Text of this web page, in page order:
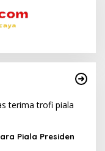
Piala Presiden